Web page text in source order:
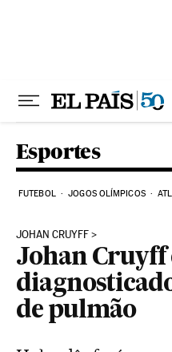
Esportes
FUTEBOL JOGOS OLÍMPICOS
JOHAN CRUYFF
Johan Cruyff
de pulmão